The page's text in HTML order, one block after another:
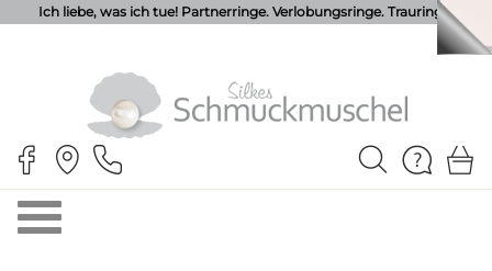
Ich liebe, was ich tue! Partnerringe. Verlobungsringe. Trauringe.